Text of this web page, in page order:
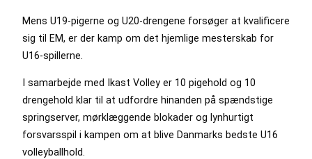
Mens U19-pigerne og U20-drengene forsøger at kvalificere
sig til EM, er der kamp om det hjemlige mesterskab for
U16-spillerne.
I samarbejde med Ikast Volley er 10 pigehold og 10
drengehold klar til at udfordre hinanden på spændstige
springserver, mørklæggende blokader og lynhurtigt
forsvarsspil i kampen om at blive Danmarks bedste U16
volleyballhold.